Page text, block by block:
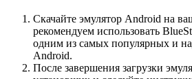
Скачайте эмулятор Android на
рекомендуем использовать
одним из самых популярных и
Android.
После завершения загрузки